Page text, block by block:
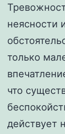
неясности
только
что
действует